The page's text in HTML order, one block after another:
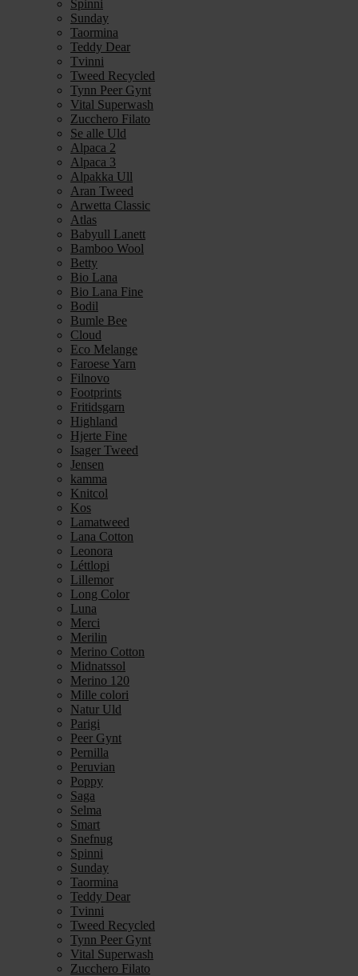
Spinni
Sunday
Taormina
Teddy Dear
Tvinni
Tweed Recycled
Tynn Peer Gynt
Vital Superwash
Zucchero Filato
Se alle Uld
Alpaca 2
Alpaca 3
Alpakka Ull
Aran Tweed
Arwetta Classic
Atlas
Babyull Lanett
Bamboo Wool
Betty
Bio Lana
Bio Lana Fine
Bodil
Bumle Bee
Cloud
Eco Melange
Faroese Yarn
Filnovo
Footprints
Fritidsgarn
Highland
Hjerte Fine
Isager Tweed
Jensen
kamma
Knitcol
Kos
Lamatweed
Lana Cotton
Leonora
Léttlopi
Lillemor
Long Color
Luna
Merci
Merilin
Merino Cotton
Midnatssol
Merino 120
Mille colori
Natur Uld
Parigi
Peer Gynt
Pernilla
Peruvian
Poppy
Saga
Selma
Smart
Snefnug
Spinni
Sunday
Taormina
Teddy Dear
Tvinni
Tweed Recycled
Tynn Peer Gynt
Vital Superwash
Zucchero Filato